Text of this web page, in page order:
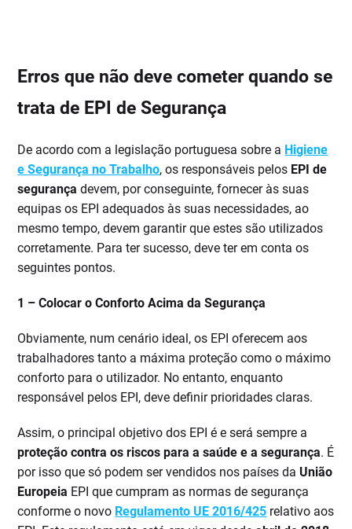
Erros que não deve cometer quando se
trata de EPI de Segurança
De acordo com a legislação portuguesa sobre a Higiene
e Segurança no Trabalho, os responsáveis pelos EPI de
segurança devem, por conseguinte, fornecer às suas
equipas os EPI adequados às suas necessidades, ao
mesmo tempo, devem garantir que estes são utilizados
corretamente. Para ter sucesso, deve ter em conta os
seguintes pontos.
1 – Colocar o Conforto Acima da Segurança
Obviamente, num cenário ideal, os EPI oferecem aos
trabalhadores tanto a máxima proteção como o máximo
conforto para o utilizador. No entanto, enquanto
responsável pelos EPI, deve definir prioridades claras.
Assim, o principal objetivo dos EPI é e será sempre a
proteção contra os riscos para a saúde e a segurança. É
por isso que só podem ser vendidos nos países da União
Europeia EPI que cumpram as normas de segurança
conforme o novo Regulamento UE 2016/425 relativo aos